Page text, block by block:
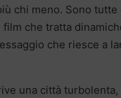
chi meno. Sono
che tratta
che riesce a
una città turbolenta,